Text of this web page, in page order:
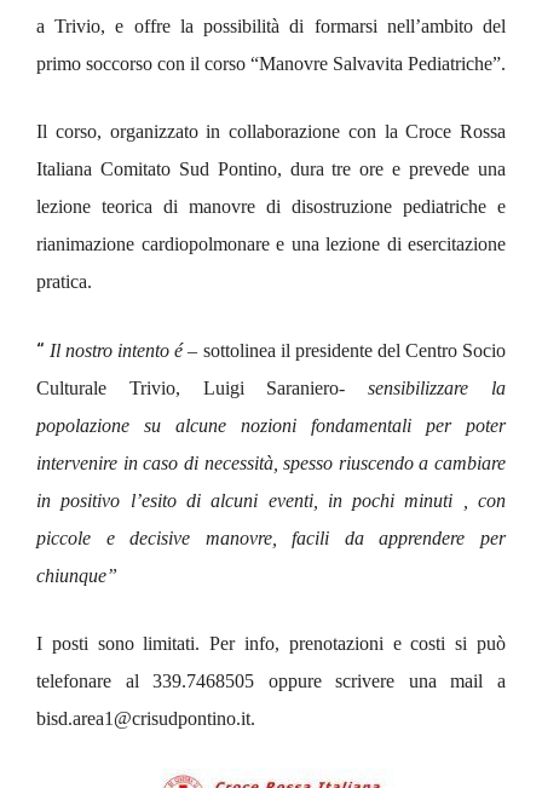
a Trivio, e offre la possibilità di formarsi nell’ambito del
primo soccorso con il corso “Manovre Salvavita Pediatriche”.
Il corso, organizzato in collaborazione con la Croce Rossa
Italiana Comitato Sud Pontino, dura tre ore e prevede una
lezione teorica di manovre di disostruzione pediatriche e
rianimazione cardiopolmonare e una lezione di esercitazione
pratica.
“ Il nostro intento é– sottolinea il presidente del Centro Socio
Culturale Trivio, Luigi Saraniero-sensibilizzare la
popolazione su alcune nozioni fondamentali per poter
intervenire in caso di necessità, spesso riuscendo a cambiare
in positivo l’esito di alcuni eventi, in pochi minuti , con
piccole e decisive manovre, facili da apprendere per
chiunque”
I posti sono limitati. Per info, prenotazioni e costi si può
telefonare al 339.7468505 oppure scrivere una mail a
bisd.area1@crisudpontino.it.